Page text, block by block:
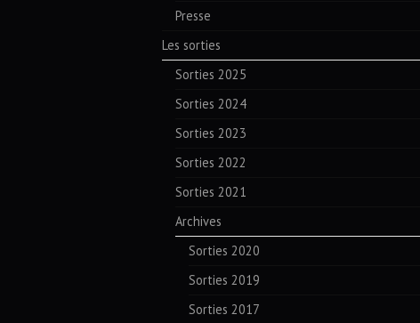
Presse
Les sorties
Sorties 2025
Sorties 2024
Sorties 2023
Sorties 2022
Sorties 2021
Archives
Sorties 2020
Sorties 2019
Sorties 2017